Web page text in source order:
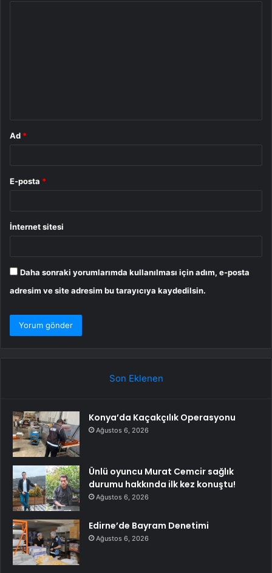
Ad *
E-posta *
İnternet sitesi
Daha sonraki yorumlarımda kullanılması için adım, e-posta
adresim ve site adresim bu tarayıcıya kaydedilsin.
Son Eklenen
Konya’da Kaçakçılık Operasyonu
Ağustos 6, 2026
Ünlü oyuncu Murat Cemcir sağlık
durumu hakkında ilk kez konuştu!
Ağustos 6, 2026
Edirne’de Bayram Denetimi
Ağustos 6, 2026